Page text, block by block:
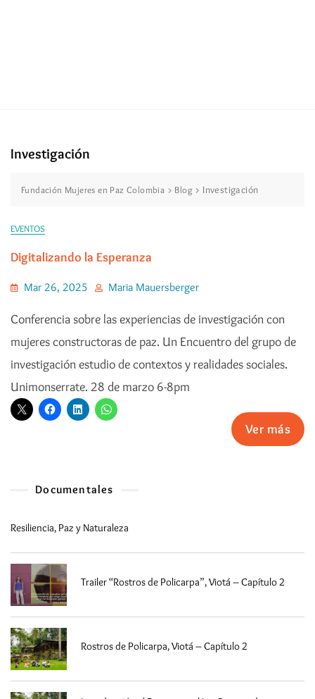
Investigación
Fundación Mujeres en Paz Colombia > Blog > Investigación
EVENTOS
Digitalizando la Esperanza
Mar 26, 2025 Maria Mauersberger
Conferencia sobre las experiencias de investigación con
mujeres constructoras de paz. Un Encuentro del grupo de
investigación estudio de contextos y realidades sociales.
Unimonserrate. 28 de marzo 6-8pm
Ver más
Documentales
Resiliencia, Paz y Naturaleza
Trailer “Rostros de Policarpa”, Viotá – Capítulo 2
Rostros de Policarpa, Viotá – Capítulo 2